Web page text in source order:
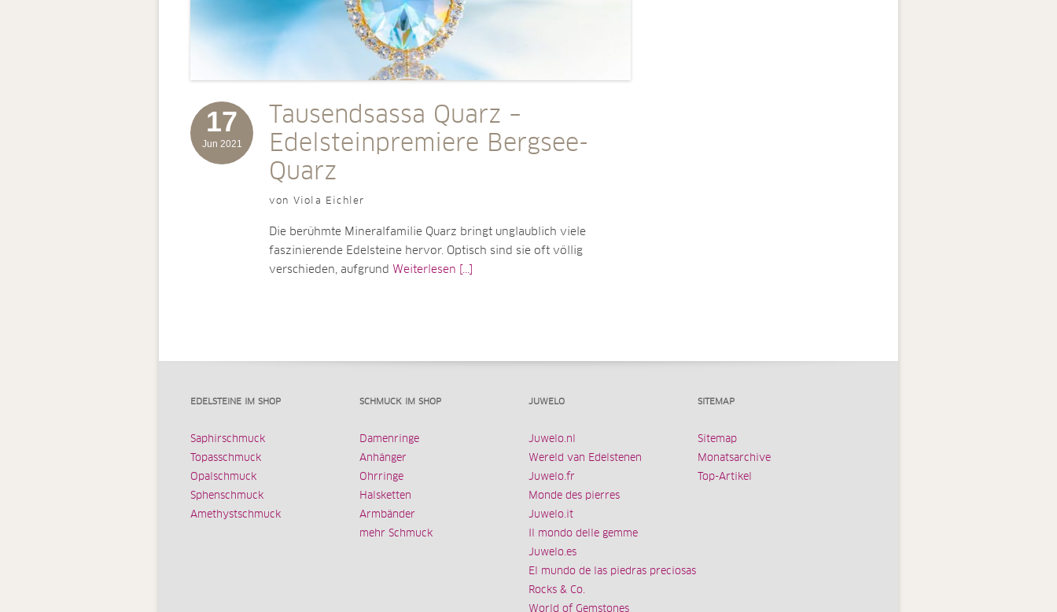
17
Jun 2021
Tausendsassa Quarz –
Edelsteinpremiere Bergsee-
Quarz
von Viola Eichler
Die berühmte Mineralfamilie Quarz bringt unglaublich viele
faszinierende Edelsteine hervor. Optisch sind sie oft völlig
verschieden, aufgrund Weiterlesen [...]
EDELSTEINE IM SHOP
Saphirschmuck
Topasschmuck
Opalschmuck
Sphenschmuck
Amethystschmuck
SCHMUCK IM SHOP
Damenringe
Anhänger
Ohrringe
Halsketten
Armbänder
mehr Schmuck
JUWELO
Juwelo.nl
Wereld van Edelstenen
Juwelo.fr
Monde des pierres
Juwelo.it
Il mondo delle gemme
Juwelo.es
El mundo de las piedras preciosas
Rocks & Co.
World of Gemstones
SITEMAP
Sitemap
Monatsarchive
Top-Artikel